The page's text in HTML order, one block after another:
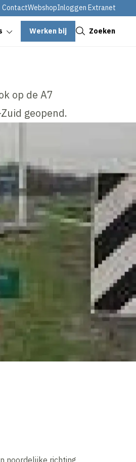
ContactWebshopInloggen Extranet
Werken bij Zoeken
op de A7
geopend.
Sluiten